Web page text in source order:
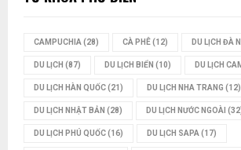
CAMPUCHIA (28) CÀ PHÊ(12) DU LỊCH ĐÀ
DU LỊCH (87) DU LỊCH BIỂN (10) DU LỊCH
DU LỊCH HÀN QUỐC(21) DU LỊCH NHA TRANG (12)
DU LỊCH NHẬT BẢN (28) DU LỊCH NƯỚC NGOÀI
DU LỊCH PHÚ QUỐC(16) DU LỊCH SAPA (17)